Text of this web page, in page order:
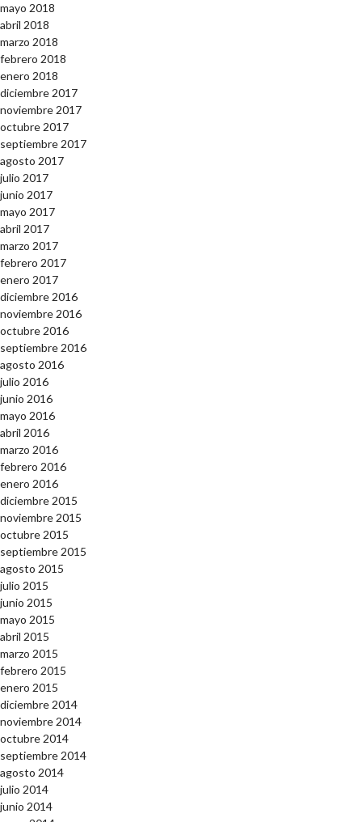
mayo 2018
abril 2018
marzo 2018
febrero 2018
enero 2018
diciembre 2017
noviembre 2017
octubre 2017
septiembre 2017
agosto 2017
julio 2017
junio 2017
mayo 2017
abril 2017
marzo 2017
febrero 2017
enero 2017
diciembre 2016
noviembre 2016
octubre 2016
septiembre 2016
agosto 2016
julio 2016
junio 2016
mayo 2016
abril 2016
marzo 2016
febrero 2016
enero 2016
diciembre 2015
noviembre 2015
octubre 2015
septiembre 2015
agosto 2015
julio 2015
junio 2015
mayo 2015
abril 2015
marzo 2015
febrero 2015
enero 2015
diciembre 2014
noviembre 2014
octubre 2014
septiembre 2014
agosto 2014
julio 2014
junio 2014